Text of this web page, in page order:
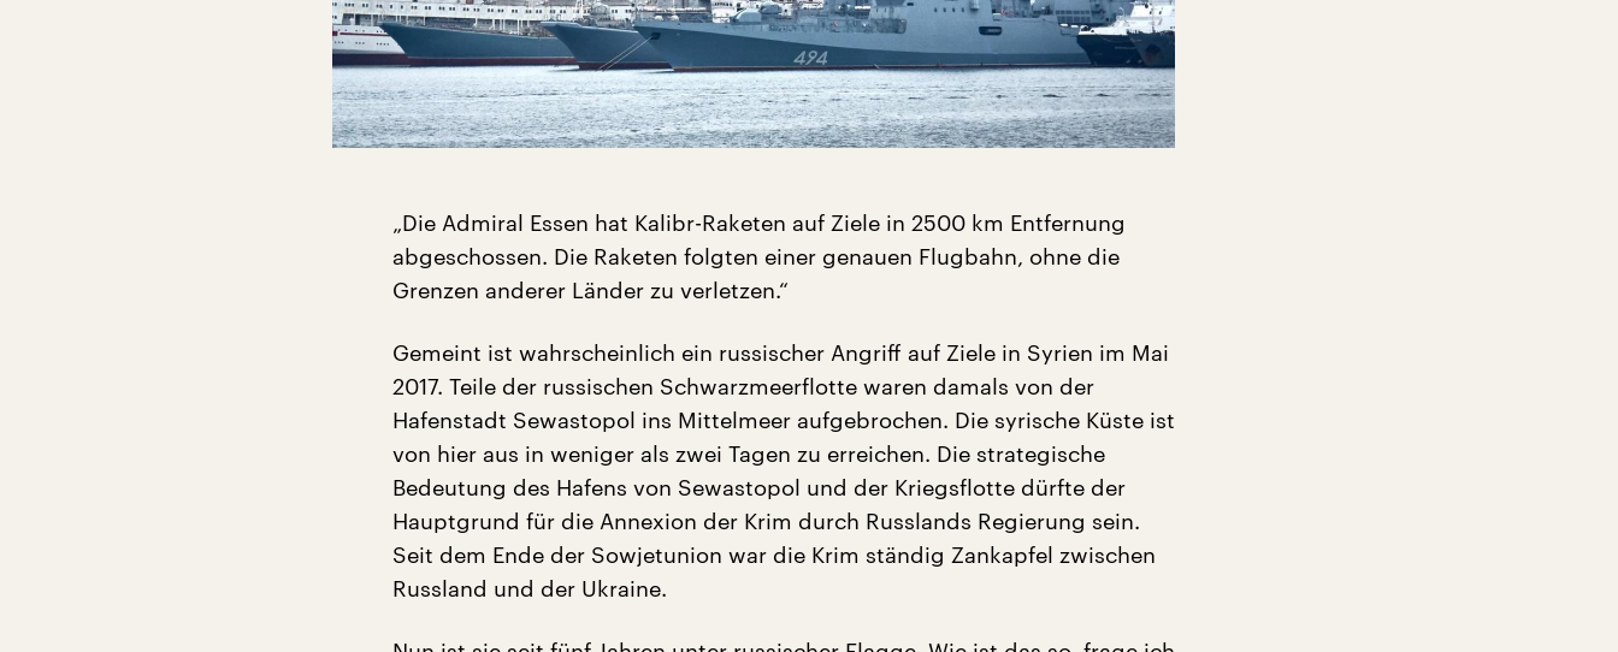
„Die Admiral Essen hat Kalibr-Raketen auf Ziele in 2500 km Entfernung
abgeschossen. Die Raketen folgten einer genauen Flugbahn, ohne die
Grenzen anderer Länder zu verletzen.“
Gemeint ist wahrscheinlich ein russischer Angriff auf Ziele in Syrien im Mai
2017. Teile der russischen Schwarzmeerflotte waren damals von der
Hafenstadt Sewastopol ins Mittelmeer aufgebrochen. Die syrische Küste ist
von hier aus in weniger als zwei Tagen zu erreichen. Die strategische
Bedeutung des Hafens von Sewastopol und der Kriegsflotte dürfte der
Hauptgrund für die Annexion der Krim durch Russlands Regierung sein.
Seit dem Ende der Sowjetunion war die Krim ständig Zankapfel zwischen
Russland und der Ukraine.